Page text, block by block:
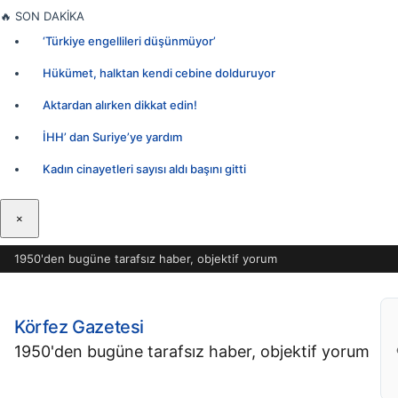
İçeriğe
🔥 SON DAKİKA
‘Türkiye engellileri düşünmüyor’
Hükümet, halktan kendi cebine dolduruyor
Aktardan alırken dikkat edin!
İHH’ dan Suriye’ye yardım
Kadın cinayetleri sayısı aldı başını gitti
×
1950'den bugüne tarafsız haber, objektif yorum
Körfez Gazetesi
1950'den bugüne tarafsız haber, objektif yorum